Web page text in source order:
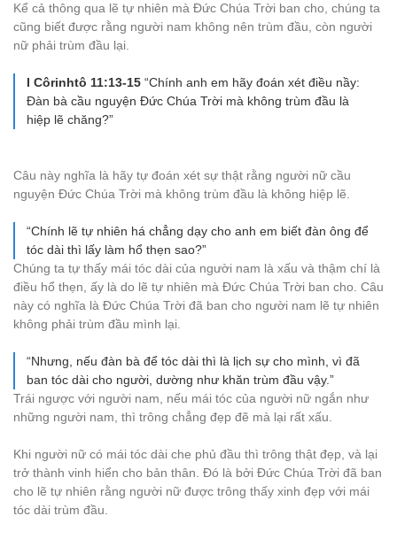
Kể cả thông qua lẽ tự nhiên mà Đức Chúa Trời ban cho, chúng ta
cũng biết được rằng người nam không nên trùm đầu, còn người
nữ phải trùm đầu lại.
I Côrinhtô 11:13-15 “Chính anh em hãy đoán xét điều nầy:
Đàn bà cầu nguyện Đức Chúa Trời mà không trùm đầu là
hiệp lẽ chăng?”
Câu này nghĩa là hãy tự đoán xét sự thật rằng người nữ cầu
nguyện Đức Chúa Trời mà không trùm đầu là không hiệp lẽ.
“Chính lẽ tự nhiên há chẳng dạy cho anh em biết đàn ông để
tóc dài thì lấy làm hổ thẹn sao?”
Chúng ta tự thấy mái tóc dài của người nam là xấu và thậm chí là
điều hổ thẹn, ấy là do lẽ tự nhiên mà Đức Chúa Trời ban cho. Câu
này có nghĩa là Đức Chúa Trời đã ban cho người nam lẽ tự nhiên
không phải trùm đầu mình lại.
“Nhưng, nếu đàn bà để tóc dài thì là lịch sự cho mình, vì đã
ban tóc dài cho người, dường như khăn trùm đầu vậy.”
Trái ngược với người nam, nếu mái tóc của người nữ ngắn như
những người nam, thì trông chẳng đẹp đẽ mà lại rất xấu.
Khi người nữ có mái tóc dài che phủ đầu thì trông thật đẹp, và lại
trở thành vinh hiển cho bản thân. Đó là bởi Đức Chúa Trời đã ban
cho lẽ tự nhiên rằng người nữ được trông thấy xinh đẹp với mái
tóc dài trùm đầu.